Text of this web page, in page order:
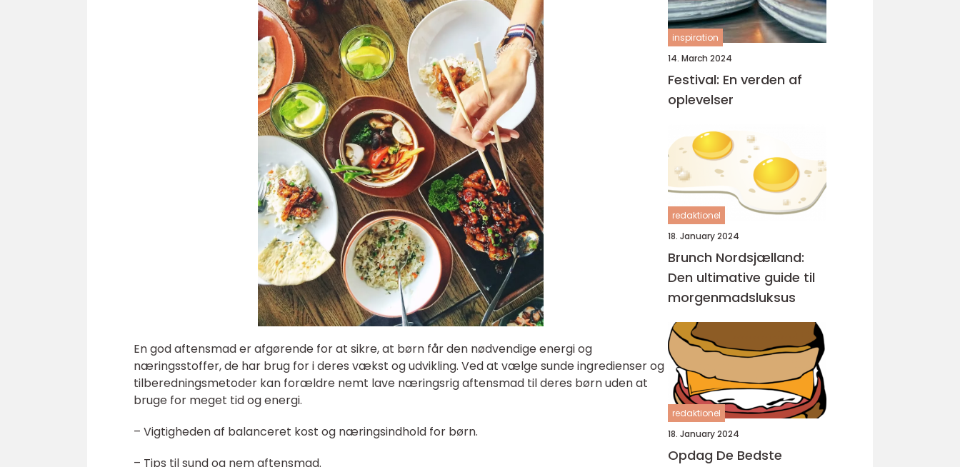
En god aftensmad er afgørende for at sikre, at børn får den nødvendige energi og
næringsstoffer, de har brug for i deres vækst og udvikling. Ved at vælge sunde ingredienser og
tilberedningsmetoder kan forældre nemt lave næringsrig aftensmad til deres børn uden at
bruge for meget tid og energi.
– Vigtigheden af balanceret kost og næringsindhold for børn.
– Tips til sund og nem aftensmad.
inspiration
14. March 2024
Festival: En verden af
oplevelser
redaktionel
18. January 2024
Brunch Nordsjælland:
Den ultimative guide til
morgenmadsluksus
redaktionel
18. January 2024
Opdag De Bedste